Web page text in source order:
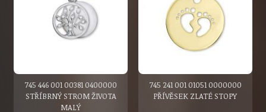
745 446 001 00381 0400000
STŘÍBRNÝ STROM ŽIVOTA
MALÝ
745 241 001 01051 0000000
PŘÍVĚSEK ZLATÉ STOPY